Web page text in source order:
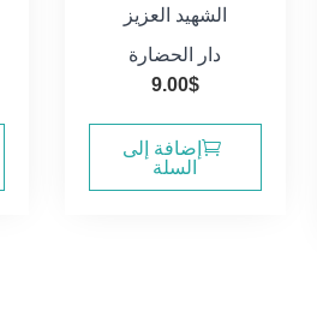
الشهيد العزيز
دار الحضارة
9.00$
إضافة إلى
السلة